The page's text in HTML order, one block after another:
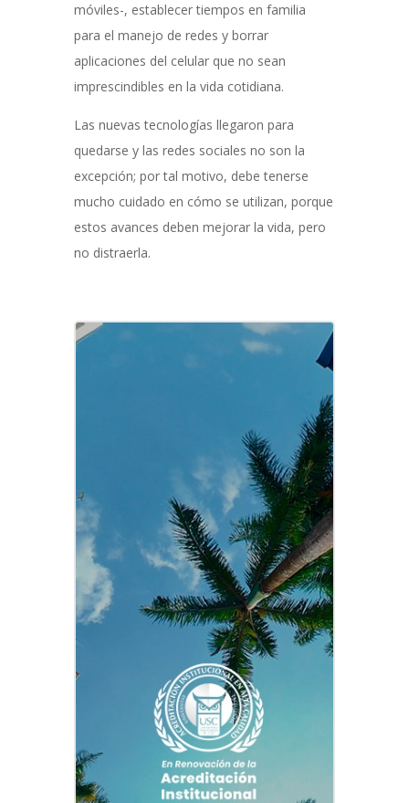
móviles-, establecer tiempos en familia
para el manejo de redes y borrar
aplicaciones del celular que no sean
imprescindibles en la vida cotidiana.
Las nuevas tecnologías llegaron para
quedarse y las redes sociales no son la
excepción; por tal motivo, debe tenerse
mucho cuidado en cómo se utilizan, porque
estos avances deben mejorar la vida, pero
no distraerla.